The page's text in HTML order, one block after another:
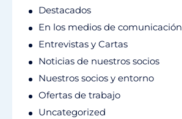
Destacados
En los medios de comunicación
Entrevistas y Cartas
Noticias de nuestros socios
Nuestros socios y entorno
Ofertas de trabajo
Uncategorized